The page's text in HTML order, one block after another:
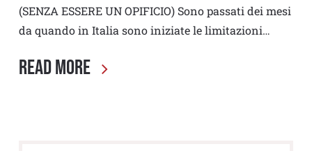
(SENZA ESSERE UN OPIFICIO) Sono passati dei mesi
da quando in Italia sono iniziate le limitazioni…
Read More